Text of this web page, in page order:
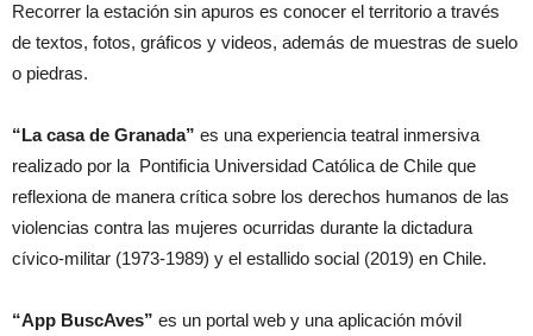
Recorrer la estación sin apuros es conocer el territorio a través
de textos, fotos, gráficos y videos, además de muestras de suelo
o piedras.
“La casa de Granada” es una experiencia teatral inmersiva
realizado por la Pontificia Universidad Católica de Chile que
reflexiona de manera crítica sobre los derechos humanos de las
violencias contra las mujeres ocurridas durante la dictadura
cívico-militar (1973-1989) y el estallido social (2019) en Chile.
“App BuscAves” es un portal web y una aplicación móvil